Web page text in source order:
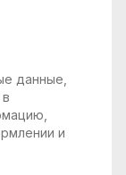
данные,
и